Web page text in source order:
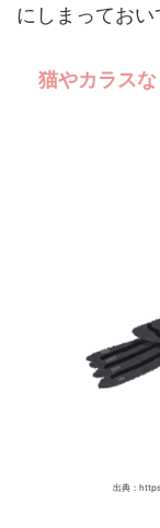
にしまっておい
猫やカラス
出典：